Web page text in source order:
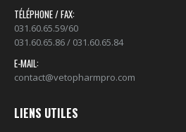
TÉLÉPHONE / FAX:
031.60.65.59/60
031.60.65.86 / 031.60.65.84
E-MAIL:
contact@vetopharmpro.com
LIENS UTILES